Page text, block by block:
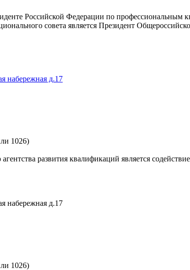
Российской Федерации по профессиональным
совета является Президент
набережная д.17
1026)
развития квалификаций является
набережная д.17
1026)